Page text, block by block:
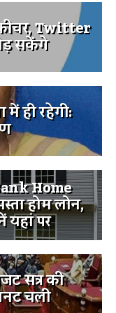
Twitter
सकेंगे
में ही रहेगी:
Home
होम लोन,
यहां पर
सत्र की
चली